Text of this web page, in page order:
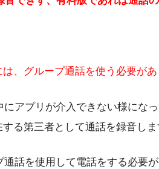
、グループ通話を使う必要があ
アプリが介入できない様になっ
る第三者として通話を録音しま
話を使用して電話をする必要が